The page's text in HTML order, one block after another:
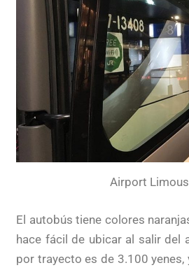
Airport
El autobús tiene colores
hace fácil de ubicar al salir del
por trayecto es de 3.100